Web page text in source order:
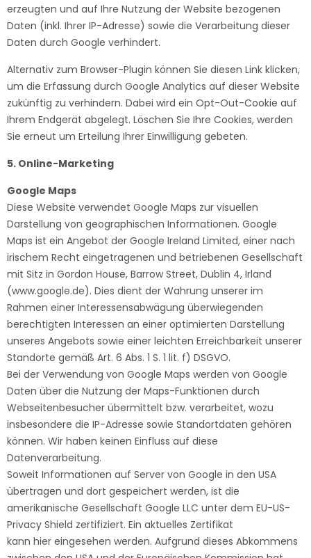
erzeugten und auf Ihre Nutzung der Website bezogenen
Daten (inkl. Ihrer IP-Adresse) sowie die Verarbeitung dieser
Daten durch Google verhindert.
Alternativ zum Browser-Plugin können Sie diesen Link klicken,
um die Erfassung durch Google Analytics auf dieser Website
zukünftig zu verhindern. Dabei wird ein Opt-Out-Cookie auf
Ihrem Endgerät abgelegt. Löschen Sie Ihre Cookies, werden
Sie erneut um Erteilung Ihrer Einwilligung gebeten.
5. Online-Marketing
Google Maps
Diese Website verwendet Google Maps zur visuellen
Darstellung von geographischen Informationen. Google
Maps ist ein Angebot der Google Ireland Limited, einer nach
irischem Recht eingetragenen und betriebenen Gesellschaft
mit Sitz in Gordon House, Barrow Street, Dublin 4, Irland
(www.google.de). Dies dient der Wahrung unserer im
Rahmen einer Interessensabwägung überwiegenden
berechtigten Interessen an einer optimierten Darstellung
unseres Angebots sowie einer leichten Erreichbarkeit unserer
Standorte gemäß Art. 6 Abs. 1 S. 1 lit. f) DSGVO.
Bei der Verwendung von Google Maps werden von Google
Daten über die Nutzung der Maps-Funktionen durch
Webseitenbesucher übermittelt bzw. verarbeitet, wozu
insbesondere die IP-Adresse sowie Standortdaten gehören
können. Wir haben keinen Einfluss auf diese
Datenverarbeitung.
Soweit Informationen auf Server von Google in den USA
übertragen und dort gespeichert werden, ist die
amerikanische Gesellschaft Google LLC unter dem EU-US-
Privacy Shield zertifiziert. Ein aktuelles Zertifikat
kann hier eingesehen werden. Aufgrund dieses Abkommens